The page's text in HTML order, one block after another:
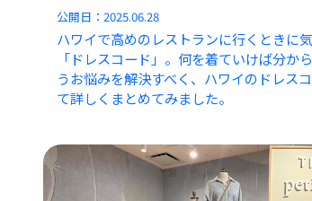
公開日：2025.06.28
ハワイで高めのレストランに行くときに
「ドレスコード」。何を着ていけば分か
うお悩みを解決すべく、ハワイのドレス
て詳しくまとめてみました。